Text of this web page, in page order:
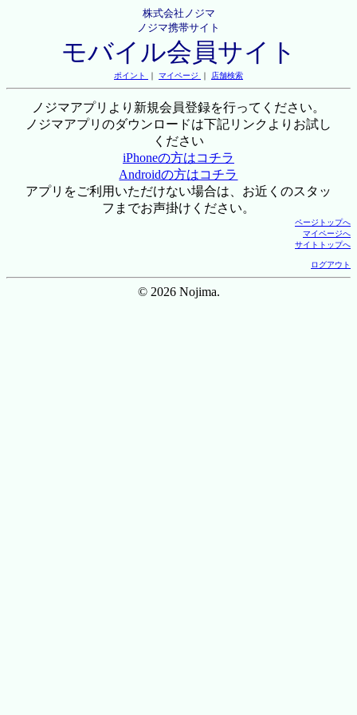
株式会社ノジマ
ノジマ携帯サイト
モバイル会員サイト
ポイント ｜ マイページ ｜ 店舗検索
ノジマアプリより新規会員登録を行ってください。
ノジマアプリのダウンロードは下記リンクよりお試し
ください
iPhoneの方はコチラ
Androidの方はコチラ
アプリをご利用いただけない場合は、お近くのスタッ
フまでお声掛けください。
ページトップへ
マイページへ
サイトトップへ
ログアウト
© 2026 Nojima.